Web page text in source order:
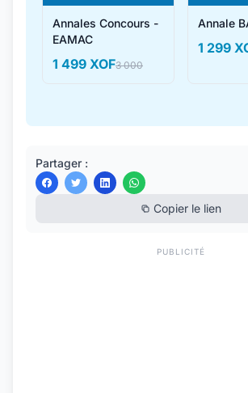
Annales Concours -
EAMAC
1 499 XOF3 000
Annale
1 299
Partager :
Copier le lien
PUBLICITÉ